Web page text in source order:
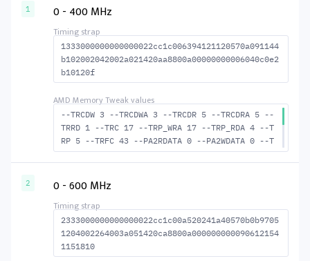
-RAS2RAS 27 --RP 13 --WRPLUSRP 15 --BUS_TURN
1 0 - 400 MHz
1333000000000000022cc1c006394121120570a091144
b102002042002a021420aa8800a00000000006040c0e2
b10120f
--TRCDW 3 --TRCDWA 3 --TRCDR 5 --TRCDRA 5 --
TRRD 1 --TRC 17 --TRP_WRA 17 --TRP_RDA 4 --T
RP 5 --TRFC 43 --PA2RDATA 0 --PA2WDATA 0 --T
FAW 0 --TCRCRL 1 --TCRCWL 2 --TFAW32 2 --ACT
--RAS2RAS 43 --RP 16 --WRPLUSRP 18 --BUS_TUR
2 0 - 600 MHz
2333000000000000022cc1c00a520241a40570b0b9705
1204002264003a051420ca8800a000000000090612154
1151810